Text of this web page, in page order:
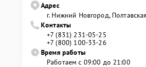
Адрес
г. Нижний Новгород,
Контакты
+7 (831) 231-05-25
+7 (800) 100-33-26
Время работы
Работаем с 09:00 до 21:00